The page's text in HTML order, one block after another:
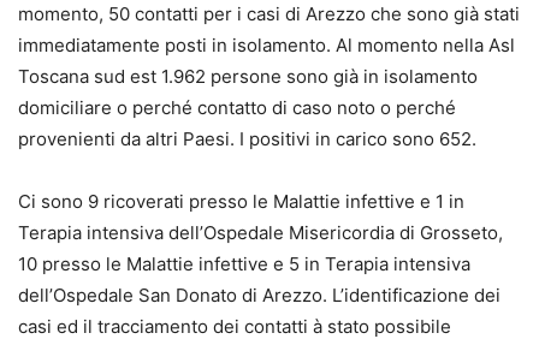
momento, 50 contatti per i casi di Arezzo che sono già stati
immediatamente posti in isolamento. Al momento nella Asl
Toscana sud est 1.962 persone sono già in isolamento
domiciliare o perché contatto di caso noto o perché
provenienti da altri Paesi. I positivi in carico sono 652.
Ci sono 9 ricoverati presso le Malattie infettive e 1 in
Terapia intensiva dell’Ospedale Misericordia di Grosseto,
10 presso le Malattie infettive e 5 in Terapia intensiva
dell’Ospedale San Donato di Arezzo. L’identificazione dei
casi ed il tracciamento dei contatti à stato possibile